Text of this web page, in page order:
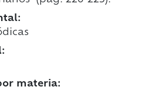
materia: